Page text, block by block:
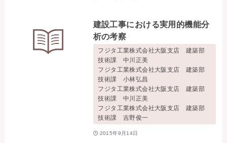
建設工事における実用的機能分
析の考察
フジタ工業株式会社大阪支店 建築部
技術課 中川正美
フジタ工業株式会社大阪支店 建築部
技術課 小林弘昌
フジタ工業株式会社大阪支店 建築部
技術課 中川正美
フジタ工業株式会社大阪支店 建築部
技術課 吉野俊一
2015年9月14日